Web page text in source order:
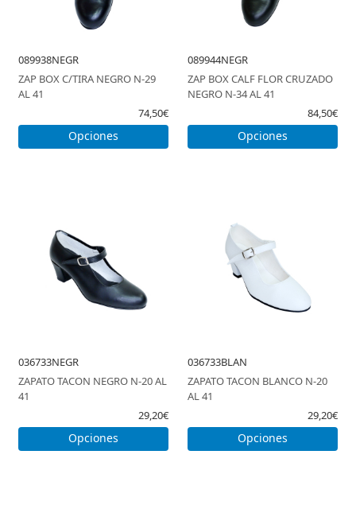
089938NEGR
ZAP BOX C/TIRA NEGRO N-29
AL 41
74,50€
Opciones
089944NEGR
ZAP BOX CALF FLOR CRUZADO
NEGRO N-34 AL 41
84,50€
Opciones
036733NEGR
ZAPATO TACON NEGRO N-20 AL
41
29,20€
Opciones
036733BLAN
ZAPATO TACON BLANCO N-20
AL 41
29,20€
Opciones